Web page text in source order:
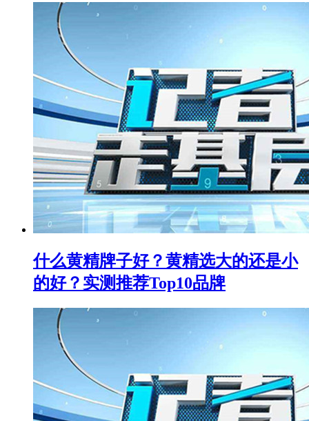
什么黄精牌子好？黄精选大的还是小
的好？实测推荐Top10品牌